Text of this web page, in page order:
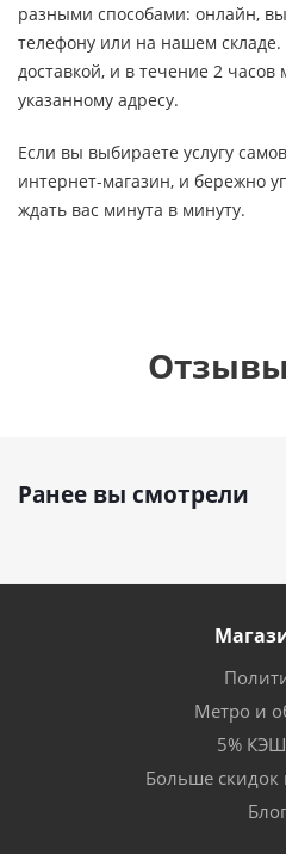
разными способами: онлайн,
телефону или на нашем складе.
доставкой, и в течение 2
указанному адресу.
Если вы выбираете услугу
интернет-магазин, и бережно
ждать вас минута в минуту.
Ранее вы смотрели
Метро и
5%
Больше скидок
Блог